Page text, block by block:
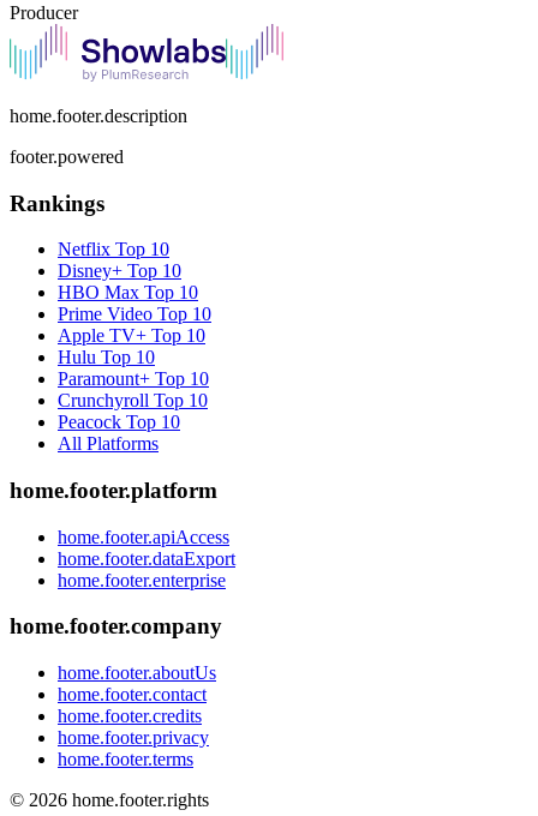
Producer
home.footer.description
footer.powered
Rankings
Netflix Top 10
Disney+ Top 10
HBO Max Top 10
Prime Video Top 10
Apple TV+ Top 10
Hulu Top 10
Paramount+ Top 10
Crunchyroll Top 10
Peacock Top 10
All Platforms
home.footer.platform
home.footer.apiAccess
home.footer.dataExport
home.footer.enterprise
home.footer.company
home.footer.aboutUs
home.footer.contact
home.footer.credits
home.footer.privacy
home.footer.terms
© 2026 home.footer.rights